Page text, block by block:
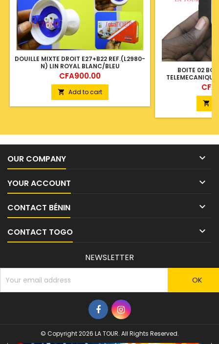
DOUILLE MIXTE DROIT E27+B22 REF.(L2980-
N) LIN ROYAL BLANC/BLEU
Price
CFA900.00
 Add to cart
BOITE 02
Price

OUR COMPANY 
YOUR ACCOUNT 
CONTACT BÉNIN 
CONTACT TOGO 
NEWSLETTER
© Copyright 2026 LA TOUR. All Rights Reserved.